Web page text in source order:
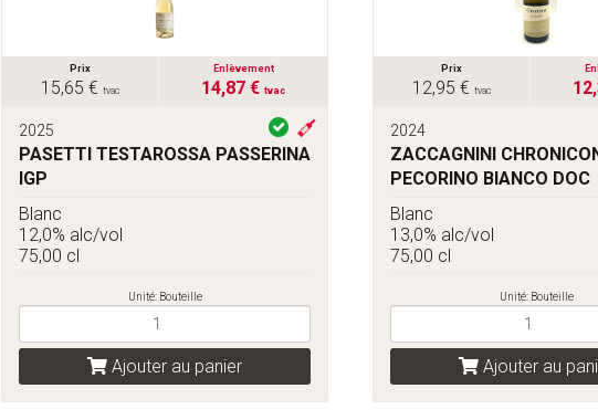
Prix
15,65 € tvac
Enlèvement
14,87 € tvac
2025
PASETTI TESTAROSSA PASSERINA
IGP
Blanc
12,0% alc/vol
75,00 cl
Unité: Bouteille
Ajouter au panier
Prix
12,95 € tvac
2024
ZACCAGNINI
PECORINO BIANCO DOC
Blanc
13,0% alc/vol
75,00 cl
Unité: Bouteille
Ajouter au